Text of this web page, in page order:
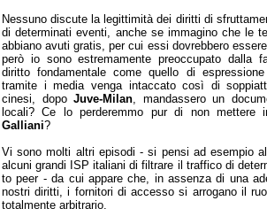
Nessuno discute la legittimità dei diritti di
di determinati eventi, anche se immagino che le
abbiano avuti gratis, per cui essi dovrebbero
però io sono estremamente preoccupato dalla
diritto fondamentale come quello di
tramite i media venga intaccato così di
cinesi, dopoJuve-Milan, mandassero un
locali? Ce lo perderemmo pur di non mettere
Galliani?
Vi sono molti altri episodi - si pensi ad esempio
alcuni grandi ISP italiani di filtrare il traffico di
to peer - da cui appare che, in assenza di una
nostri diritti, i fornitori di accesso si arrogano il
totalmente arbitrario.